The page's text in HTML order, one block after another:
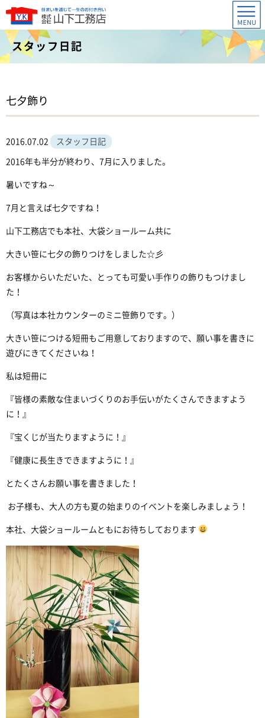
スタッフ日記
七夕飾り
2016.07.02 スタッフ日記
2016年も半分が終わり、7月に入りました。
暑いですね～
7月と言えば七夕ですね！
山下工務店でも本社、大袋ショールーム共に
大きい笹に七夕の飾りつけをしました☆彡
お客様からいただいた、とっても可愛い手作りの飾りもつけまし
た！
（写真は本社カウンターのミニ笹飾りです。）
大きい笹につける短冊もご用意しておりますので、願い事を書きに
遊びにきてくださいね！
私は短冊に
『皆様の素敵な住まいづくりのお手伝いがたくさんできますよう
に！』
『宝くじが当たりますように！』
『健康に長生きできますように！』
とたくさんお願い事を書きました！
お子様も、大人の方も夏の始まりのイベントを楽しみましょう！
本社、大袋ショールーム ともにお待ちしております